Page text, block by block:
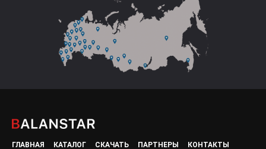
ГЛАВНАЯ КАТАЛОГ СКАЧАТЬ ПАРТНЕРЫ КОНТАКТЫ